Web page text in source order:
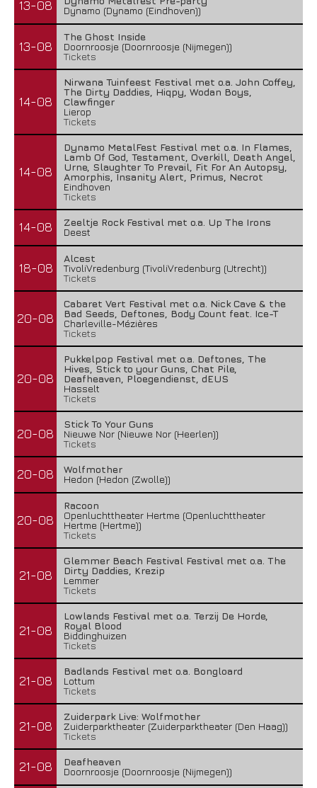
13-08
Dynamo (Dynamo (Eindhoven))
13-08
The Ghost Inside
Doornroosje (Doornroosje (Nijmegen))
Tickets
14-08
Nirwana Tuinfeest Festival met o.a. John Coffey,
The Dirty Daddies, Hiqpy, Wodan Boys,
Clawfinger
Lierop
Tickets
14-08
Dynamo MetalFest Festival met o.a. In Flames,
Lamb Of God, Testament, Overkill, Death Angel,
Urne, Slaughter To Prevail, Fit For An Autopsy,
Amorphis, Insanity Alert, Primus, Necrot
Eindhoven
Tickets
14-08
Zeeltje Rock Festival met o.a. Up The Irons
Deest
18-08
Alcest
TivoliVredenburg (TivoliVredenburg (Utrecht))
Tickets
20-08
Cabaret Vert Festival met o.a. Nick Cave & the
Bad Seeds, Deftones, Body Count feat. Ice-T
Charleville-Mézières
Tickets
20-08
Pukkelpop Festival met o.a. Deftones, The
Hives, Stick to your Guns, Chat Pile,
Deafheaven, Ploegendienst, dEUS
Hasselt
Tickets
20-08
Stick To Your Guns
Nieuwe Nor (Nieuwe Nor (Heerlen))
Tickets
20-08
Wolfmother
Hedon (Hedon (Zwolle))
20-08
Racoon
Openluchttheater Hertme (Openluchttheater
Hertme (Hertme))
Tickets
21-08
Glemmer Beach Festival Festival met o.a. The
Dirty Daddies, Krezip
Lemmer
Tickets
21-08
Lowlands Festival met o.a. Terzij De Horde,
Royal Blood
Biddinghuizen
Tickets
21-08
Badlands Festival met o.a. Bongloard
Lottum
Tickets
21-08
Zuiderpark Live: Wolfmother
Zuiderparktheater (Zuiderparktheater (Den Haag))
Tickets
21-08
Deafheaven
Doornroosje (Doornroosje (Nijmegen))